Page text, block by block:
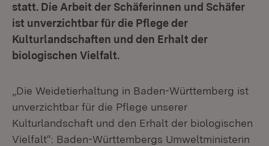
statt. Die Arbeit der Schäferinnen und Schäfer
ist unverzichtbar für die Pflege der
Kulturlandschaften und den Erhalt der
biologischen Vielfalt.
„Die Weidetierhaltung in Baden-Württemberg ist
unverzichtbar für die Pflege unserer
Kulturlandschaft und den Erhalt der biologischen
Vielfalt“: Baden-Württembergs Umweltministerin